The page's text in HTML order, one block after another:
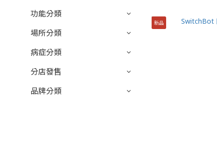
功能分類
場所分類
病症分類
分店發售
品牌分類
新品